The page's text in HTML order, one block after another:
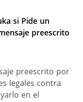
si Pide un
preescrito
preescrito por
legales contra
en el